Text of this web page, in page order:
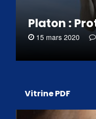
Platon :
15 mars 2020
Vitrine PDF